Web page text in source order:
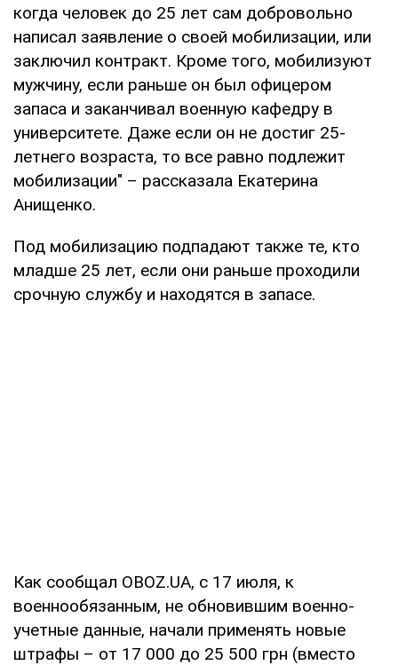
когда человек до 25 лет сам добровольно
написал заявление о своей мобилизации, или
заключил контракт. Кроме того, мобилизуют
мужчину, если раньше он был офицером
запаса и заканчивал военную кафедру в
университете. Даже если он не достиг 25-
летнего возраста, то все равно подлежит
мобилизации" – рассказала Екатерина
Анищенко.
Под мобилизацию подпадают также те, кто
младше 25 лет, если они раньше проходили
срочную службу и находятся в запасе.
Как сообщал OBOZ.UA, с 17 июля, к
военнообязанным, не обновившим военно-
учетные данные, начали применять новые
штрафы – от 17 000 до 25 500 грн (вместо